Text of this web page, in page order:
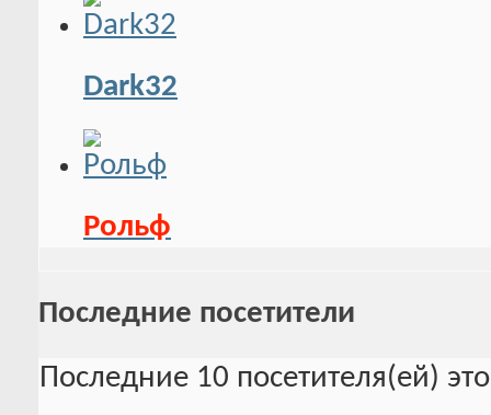
Dark32
Рольф
Последние посетители
Последние 10 посетителя(ей)